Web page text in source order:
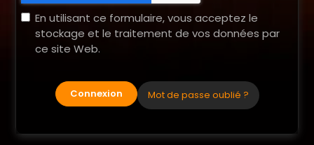
En utilisant ce formulaire, vous acceptez le
stockage et le traitement de vos données par
ce site Web.
Connexion Mot de passe oublié ?